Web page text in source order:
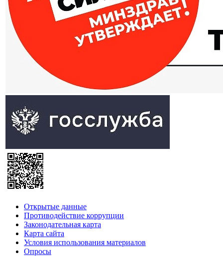
Открытые данные
Противодействие коррупции
Законодательная карта
Карта сайта
Условия использования материалов
Опросы